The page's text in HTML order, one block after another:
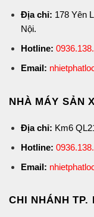
Địa chỉ: 178 Yên
Nội.
Hotline:
Email:
NHÀ MÁY SẢN
Địa chỉ: Km6
Hotline:
Email:
CHI NHÁNH TP.